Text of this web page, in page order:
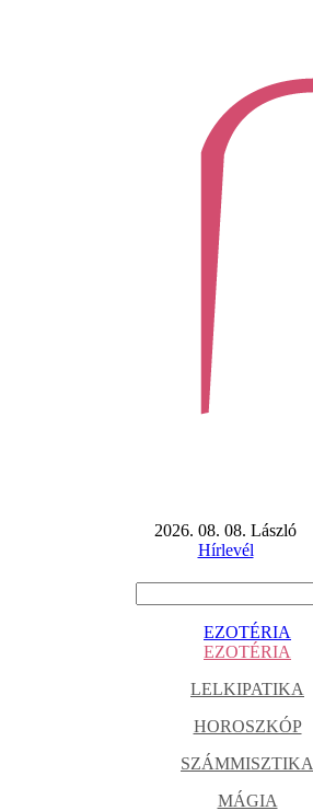
2026. 08. 08. László
Hírlevél
EZOTÉRIA
EZOTÉRIA
LELKIPATIKA
HOROSZKÓP
SZÁMMISZTIKA
MÁGIA